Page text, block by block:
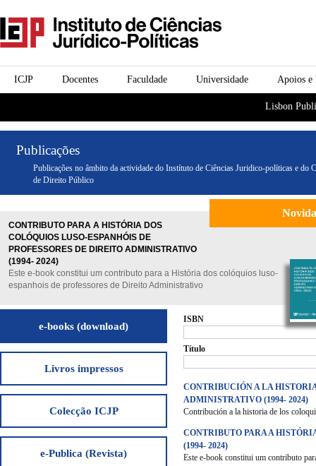
principal
icjp
menu-institucional Apoios e
Universidade
Faculdade
Docentes
ICJP
Lisbon
Publicações
Publicações no âmbito da actividade do Instítuto de Ciências Juridico-políticas e do
de Direito Público
CONTRIBUTO PARA A HISTÓRIA DOS
COLÓQUIOS LUSO-ESPANHÓIS DE
PROFESSORES DE DIREITO ADMINISTRATIVO
(1994- 2024)
Este e-book constitui um contributo para a História dos colóquios luso-
espanhois de professores de Direito Administrativo
e-books (download)
Livros impressos
Colecção ICJP
e-Publica (Revista)
ISBN
Título
CONTRIBUCIÓN A LA
ADMINISTRATIVO (1994- 2024)
Contribución a la historia de los
CONTRIBUTO PARA A
(1994- 2024)
Este e-book constitui um contributo